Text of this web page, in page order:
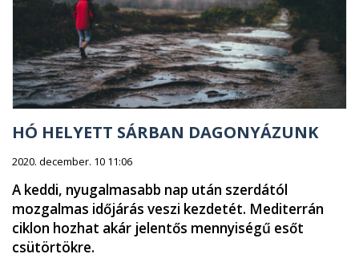
HÓ HELYETT SÁRBAN DAGONYÁZUNK
2020. december. 10 11:06
A keddi, nyugalmasabb nap után szerdától
mozgalmas időjárás veszi kezdetét. Mediterrán
ciklon hozhat akár jelentős mennyiségű esőt
csütörtökre.